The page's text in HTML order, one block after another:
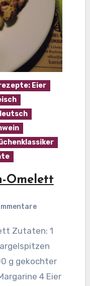
Eier
Omelett
g gekochter
4 Eier